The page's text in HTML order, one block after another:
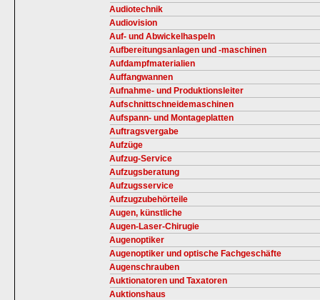
Audiotechnik
Audiovision
Auf- und Abwickelhaspeln
Aufbereitungsanlagen und -maschinen
Aufdampfmaterialien
Auffangwannen
Aufnahme- und Produktionsleiter
Aufschnittschneidemaschinen
Aufspann- und Montageplatten
Auftragsvergabe
Aufzüge
Aufzug-Service
Aufzugsberatung
Aufzugsservice
Aufzugzubehörteile
Augen, künstliche
Augen-Laser-Chirugie
Augenoptiker
Augenoptiker und optische Fachgeschäfte
Augenschrauben
Auktionatoren und Taxatoren
Auktionshaus